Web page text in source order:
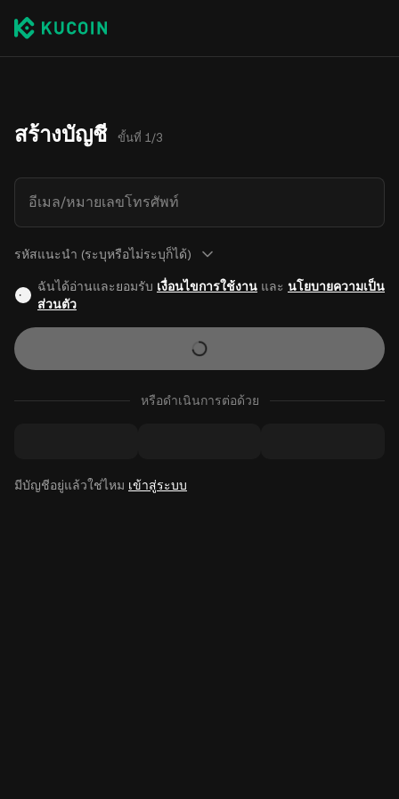
สร้างบัญชี ขั้นที่ 1/3
อีเมล/หมายเลขโทรศัพท์
รหัสแนะนำ (ระบุหรือไม่ระบุก็ได้)
ฉันได้อ่านและยอมรับ เงื่อนไขการใช้งานและ นโยบายความเป็น
ส่วนตัว
หรือดำเนินการต่อด้วย
มีบัญชีอยู่แล้วใช่ไหม เข้าสู่ระบบ